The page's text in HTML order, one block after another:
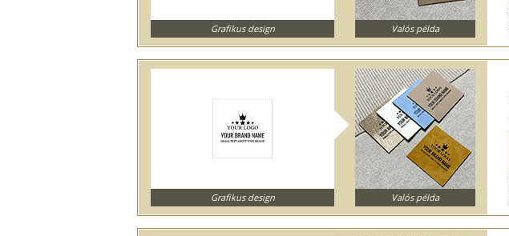
Grafikus design Valós példa
Grafikus design Valós példa